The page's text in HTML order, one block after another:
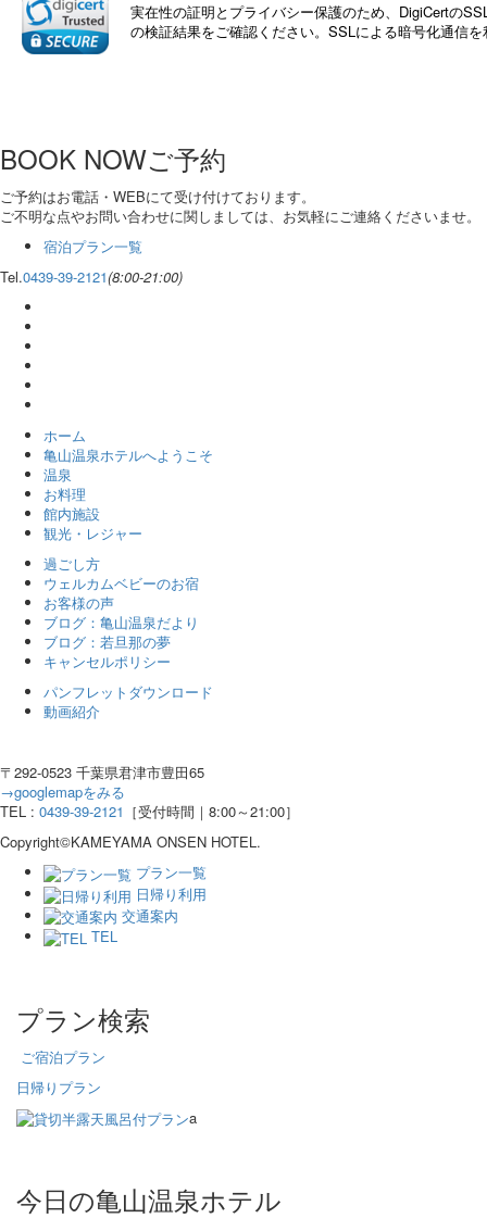
実在性の証明とプライバシー保護のため、DigiCertの
の検証結果をご確認ください。SSLによる暗号化通信
BOOK NOWご予約
ご予約はお電話・WEBにて受け付けております。
ご不明な点やお問い合わせに関しましては、お気軽にご連絡くださいませ。
宿泊プラン一覧
Tel.0439-39-2121(8:00-21:00)
ホーム
亀山温泉ホテルへようこそ
温泉
お料理
館内施設
観光・レジャー
過ごし方
ウェルカムベビーのお宿
お客様の声
ブログ：亀山温泉だより
ブログ：若旦那の夢
キャンセルポリシー
パンフレットダウンロード
動画紹介
〒292-0523 千葉県君津市豊田65
→googlemapをみる
TEL : 0439-39-2121 ［受付時間｜8:00～21:00］
Copyright©KAMEYAMA ONSEN HOTEL.
プラン一覧
日帰り利用
交通案内
TEL
プラン検索
ご宿泊プラン
日帰りプラン
a
今日の亀山温泉ホテル